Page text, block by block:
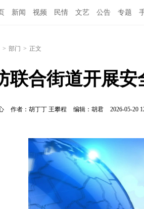
新闻 视频 民情 文艺 公告 专题
> 部门 > 正文
联合街道开展安
作者：胡丁丁 王攀程 编辑：胡君 2026-05-20